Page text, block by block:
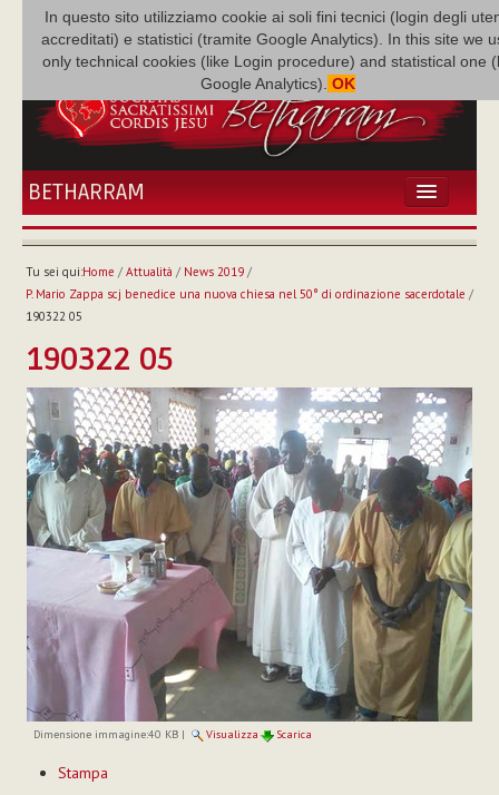
In questo sito utilizziamo cookie ai soli fini tecnici (login degli
accreditati) e statistici (tramite Google Analytics). In this site we
only technical cookies (like Login procedure) and statistical one
Google Analytics). OK
BETHARRAM
HOME
BÉTHARRAM
FAMIGLIA
MISSIONE
MEDIATECA
P. AUGUSTO ETCHECOPAR
Tu sei qui:Home / Attualità / News 2019/
P. Mario Zappa scj benedice una nuova chiesa nel 50° di ordinazione sacerdotale /
190322 05
190322 05
Dimensione immagine:40 KB| Visualizza Scarica
sul
Stampa